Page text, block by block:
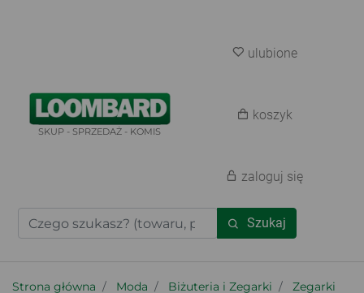
SKUP - SPRZEDAŻ - KOMIS
Szukaj
ulubione
koszyk
zaloguj się
Strona główna Moda Biżuteria i Zegarki
Zegarki